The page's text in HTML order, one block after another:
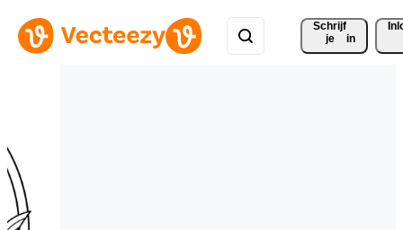
Schrijf
je
in